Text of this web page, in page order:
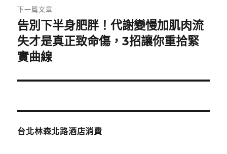
章:
下一篇文章
下
一
篇
章:
告別下半身肥胖！代謝變慢加肌肉流
失才是真正致命傷，3招讓你重拾緊
實曲線
台北林森北路酒店消費